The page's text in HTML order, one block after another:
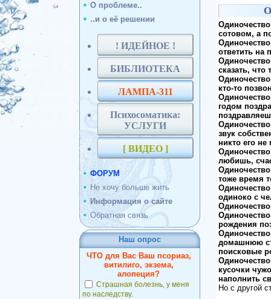
О проблеме..
..и о её решении
! ИДЕЙНОЕ !
БИБЛИОТЕКА
ЛАМПА-311
Психосоматика:
УСЛУГИ
[ ВИДЕО ]
ФОРУМ
Не хочу больше жить
Информация о сайте
Обратная связь
Наш опрос
ЧТО для Вас Ваш псориаз,
витилиго, экзема,
алопеция?
Страшная болезнь, у меня
по наследству.
сотовом, а
Одиночество
ответить на
Одиночество
сказать, что
кто-то
годом
звук
никто его не
Одиночество
любишь,
Одиночество
тоже время
одиноко с
Одиночество
Одиночество
рождения
домашнюю
поисковые
кусочки
наполнить
Но с другой